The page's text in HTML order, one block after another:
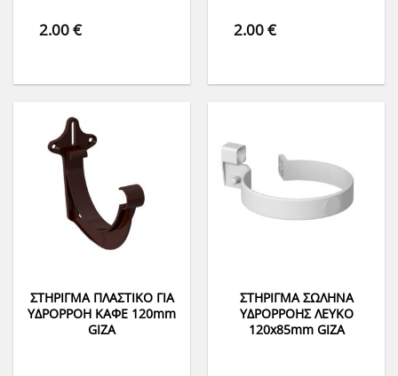
2.00€ 2.00€
ΣΤΗΡΙΓΜΑ ΠΛΑΣΤΙΚΟ ΓΙΑ
ΥΔΡΟΡΡΟΗ ΚΑΦΕ 120mm
GIZA
ΣΤΗΡΙΓΜΑ ΣΩΛΗΝΑ
ΥΔΡΟΡΡΟΗΣ ΛΕΥΚΟ
120x85mm GIZA